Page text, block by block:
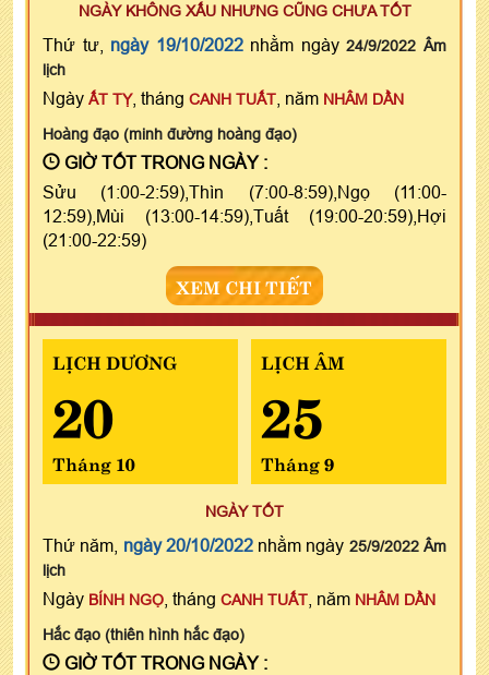
NGÀY KHÔNG XẤU NHƯNG CŨNG CHƯA TỐT
Thứ tư, ngày 19/10/2022nhằm ngày24/9/2022 Âm
lịch
Ngày ẤT TỴ, tháng CANH TUẤT , năm NHÂM DẦN
Hoàng đạo (minh đường hoàng đạo)
GIỜ TỐT TRONG NGÀY :
Sửu (1:00-2:59),Thìn (7:00-8:59),Ngọ (11:00-
12:59),Mùi (13:00-14:59),Tuất (19:00-20:59),Hợi
(21:00-22:59)
XEM CHI TIẾT
LỊCH DƯƠNG
20
Tháng 10
LỊCH ÂM
25
Tháng 9
NGÀY TỐT
Thứ năm, ngày 20/10/2022nhằm ngày 25/9/2022 Âm
lịch
Ngày BÍNH NGỌ , tháng CANH TUẤT , năm NHÂM DẦN
Hắc đạo (thiên hình hắc đạo)
GIỜ TỐT TRONG NGÀY :